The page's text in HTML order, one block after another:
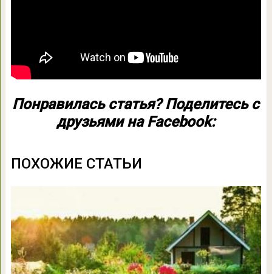
Понравилась статья? Поделитесь с
друзьями на Facebook:
ПОХОЖИЕ СТАТЬИ